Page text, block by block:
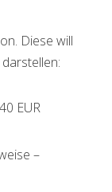
Diese will
EUR
–